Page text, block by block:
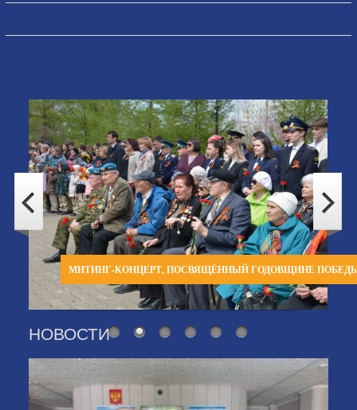
МИТИНГ-КОНЦЕРТ, ПОСВЯЩЁННЫЙ ГОДОВЩИНЕ
НОВОСТИ